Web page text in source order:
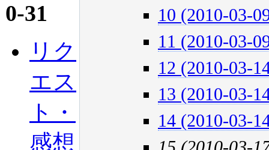
0-31
リク
エス
ト・
感想
10 (2010-03-
11 (2010-03-
12 (2010-03-
13 (2010-03-
14 (2010-03-